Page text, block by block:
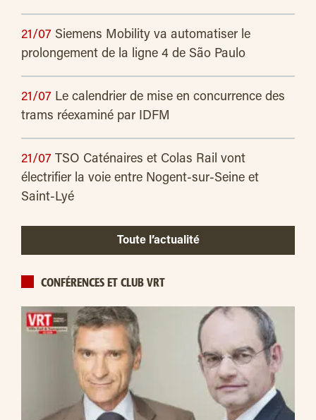
21/07 Siemens Mobility va automatiser le
prolongement de la ligne 4 de São Paulo
21/07 Le calendrier de mise en concurrence des
trams réexaminé par IDFM
21/07 TSO Caténaires et Colas Rail vont
électrifier la voie entre Nogent-sur-Seine et
Saint-Lyé
Toute l’actualité
CONFÉRENCES ET CLUB VRT